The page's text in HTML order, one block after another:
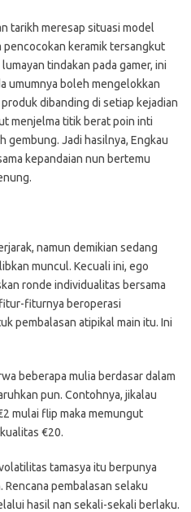
tarikh meresap situasi model
pencocokan keramik tersangkut
tindakan pada gamer, ini
umumnya boleh mengelokkan
dibanding di setiap kejadian
menjelma titik berat poin inti
gembung. Jadi hasilnya, Engkau
kepandaian nun bertemu
namun demikian sedang
muncul. Kecuali ini, ego
ronde individualitas bersama
fiturnya beroperasi
pembalasan atipikal main itu. Ini
beberapa mulia berdasar dalam
pun. Contohnya, jikalau
mulai flip maka memungut
€20.
tamasya itu berpunya
pembalasan selaku
hasil nan sekali-sekali berlaku.